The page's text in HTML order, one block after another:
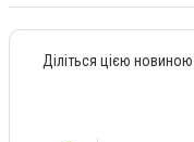
Діліться цією